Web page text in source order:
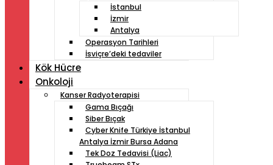
İstanbul
İzmir
Antalya
Operasyon Tarihleri
İsviçre’deki tedaviler
Kök Hücre
Onkoloji
Kanser Radyoterapisi
Gama Bıçağı
Siber Bıçak
Cyber ​​Knife Türkiye İstanbul
Antalya İzmir Bursa Adana
Tek Doz Tedavisi (Liac)